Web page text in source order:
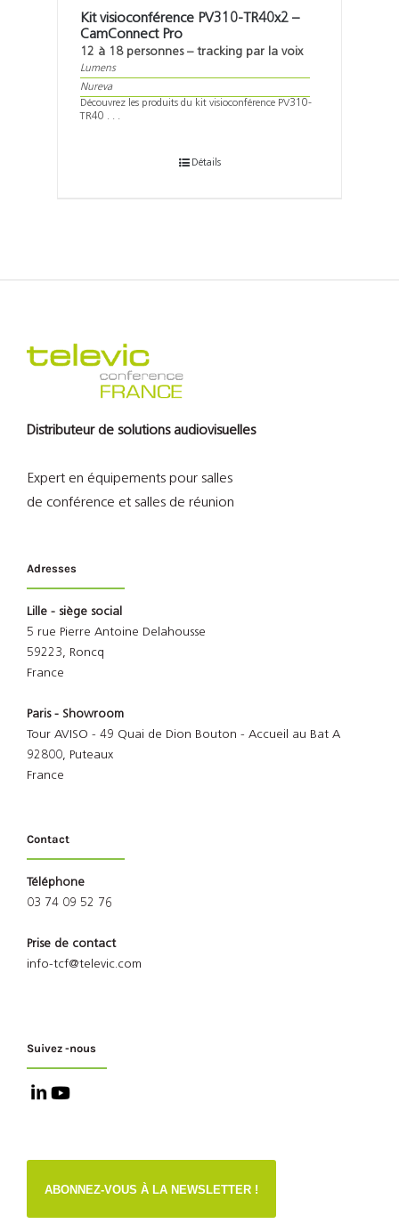
Kit visioconférence PV310-TR40x2 –
CamConnect Pro
12 à 18 personnes – tracking par la voix
Lumens
Nureva
Découvrez les produits du kit visioconférence PV310-
TR40 . . .
Détails
Distributeur de solutions audiovisuelles
Expert en équipements pour salles
de conférence et salles de réunion
Adresses
Lille - siège social
5 rue Pierre Antoine Delahousse
59223, Roncq
France
Paris - Showroom
Tour AVISO - 49 Quai de Dion Bouton - Accueil au Bat A
92800, Puteaux
France
Contact
Téléphone
03 74 09 52 76
Prise de contact
info-tcf@televic.com
Suivez -nous
ABONNEZ-VOUS À LA NEWSLETTER !